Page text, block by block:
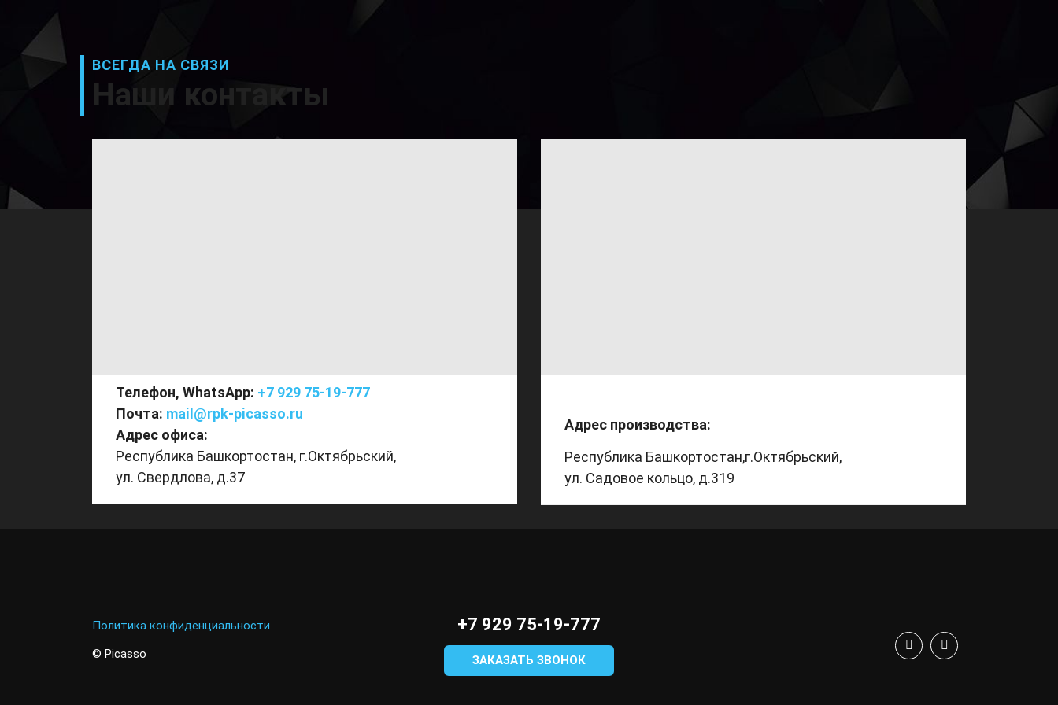
ВСЕГДА НА СВЯЗИ
Наши контакты
Телефон, WhatsApp: +7 929 75-19-777
Почта: mail@rpk-picasso.ru
Адрес офиса:
Республика Башкортостан, г.Октябрьский,
ул. Свердлова, д.37
Адрес производства:
Республика Башкортостан,г.Октябрьский,
ул. Садовое кольцо, д.319
Политика конфиденциальности
© Picasso
+7 929 75-19-777
ЗАКАЗАТЬ ЗВОНОК